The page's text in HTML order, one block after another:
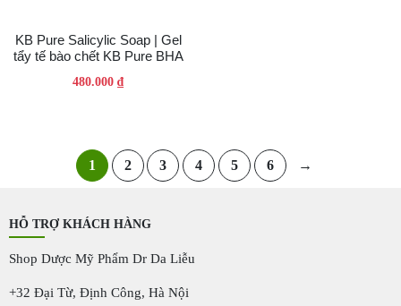
KB Pure Salicylic Soap | Gel
tẩy tế bào chết KB Pure BHA
480.000 ₫
1 2 3 4 5 6 →
HỖ TRỢ KHÁCH HÀNG
Shop Dược Mỹ Phẩm Dr Da Liễu
+32 Đại Từ, Định Công, Hà Nội